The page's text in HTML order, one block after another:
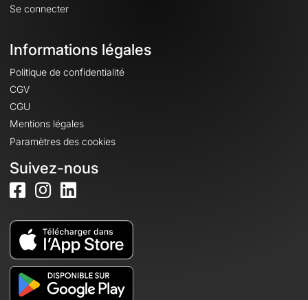
Se connecter
Informations légales
Politique de confidentialité
CGV
CGU
Mentions légales
Paramètres des cookies
Suivez-nous